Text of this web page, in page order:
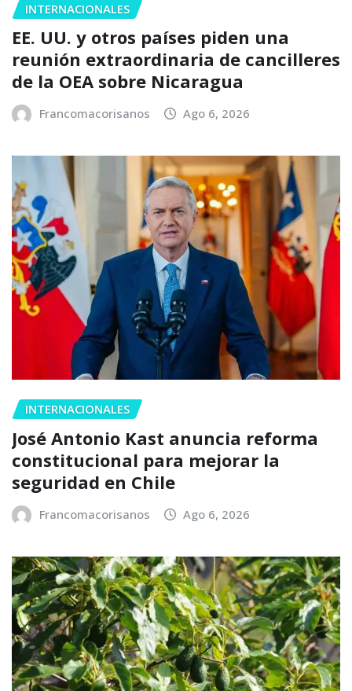
INTERNACIONALES
EE. UU. y otros países piden una
reunión extraordinaria de cancilleres
de la OEA sobre Nicaragua
Francomacorisanos Ago 6, 2026
INTERNACIONALES
José Antonio Kast anuncia reforma
constitucional para mejorar la
seguridad en Chile
Francomacorisanos Ago 6, 2026